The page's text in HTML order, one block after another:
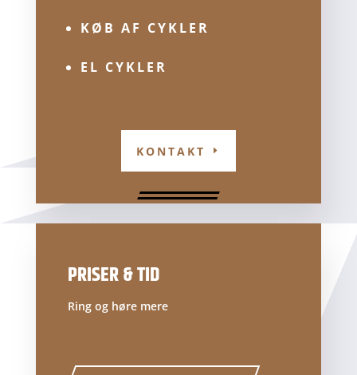
KØB AF CYKLER
EL CYKLER
KONTAKT
PRISER & TID
Ring og høre mere